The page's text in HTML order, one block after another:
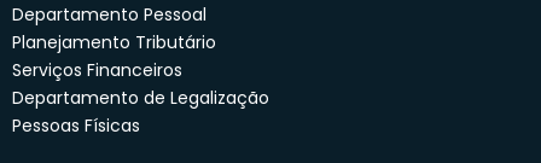
Departamento Pessoal
Planejamento Tributário
Serviços Financeiros
Departamento de Legalização
Pessoas Físicas